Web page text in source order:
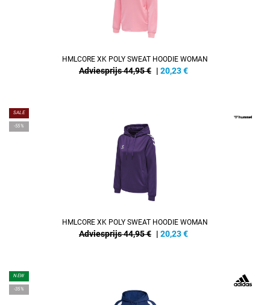
HMLCORE XK POLY SWEAT HOODIE WOMAN
Adviesprijs 44,95 € | 20,23€
SALE
-55%
HMLCORE XK POLY SWEAT HOODIE WOMAN
Adviesprijs 44,95 € | 20,23€
NEW
-35%